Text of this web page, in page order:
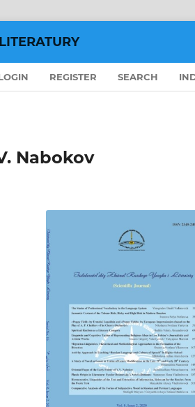
REGISTER SEARCH
Nabokov